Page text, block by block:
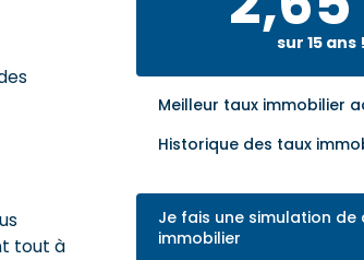
tout à
sur 15 ans !
Meilleur taux immobilier
Historique des taux
Je fais une simulation de
immobilier